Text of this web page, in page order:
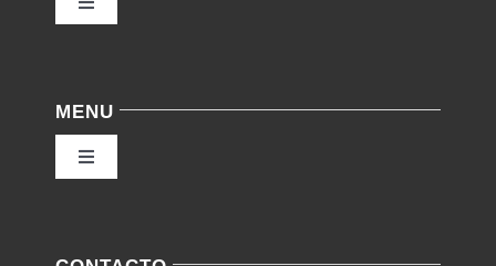
Toggle
Navigation
Condiciones de uso
MENU
Toggle
Navigation